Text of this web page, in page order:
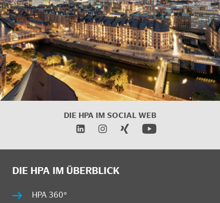
DIE HPA IM SOCIAL WEB
DIE HPA IM ÜBERBLICK
HPA 360°